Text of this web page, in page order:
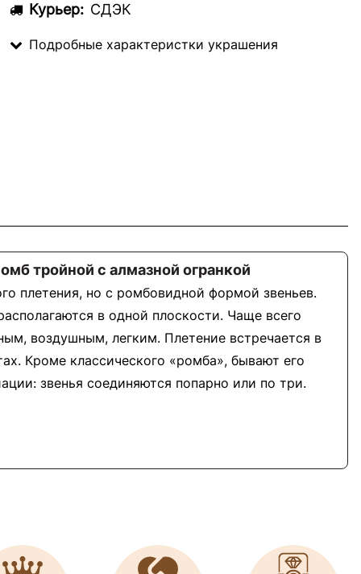
Курьер: СДЭК
Подробные характеристки украшения
тройной с алмазной огранкой
плетения, но с ромбовидной формой звеньев.
в одной плоскости. Чаще всего
воздушным, легким. Плетение встречается в
Кроме классического «ромба», бывают его
звенья соединяются попарно или по три.